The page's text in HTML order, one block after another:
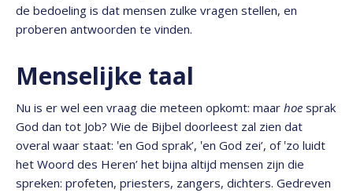
de bedoeling is dat mensen zulke vragen stellen, en
proberen antwoorden te vinden.
Menselijke taal
Nu is er wel een vraag die meteen opkomt: maar hoe sprak
God dan tot Job? Wie de Bijbel doorleest zal zien dat
overal waar staat: ‛en God sprak’, ‛en God zei’, of ‛zo luidt
het Woord des Heren’ het bijna altijd mensen zijn die
spreken: profeten, priesters, zangers, dichters. Gedreven